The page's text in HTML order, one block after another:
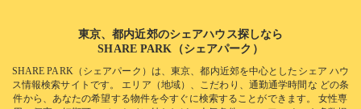
東京、都内近郊のシェアハウス探しなら
SHARE PARK（シェアパーク）
SHARE PARK（シェアパーク）は、東京、都内近郊を中心としたシェア ハウ
ス情報検索サイトです。
エリア（地域）、こだわり、通勤通学時間な どの条
件から、あなたの希望する物件を今すぐに検索することができます。
女性専